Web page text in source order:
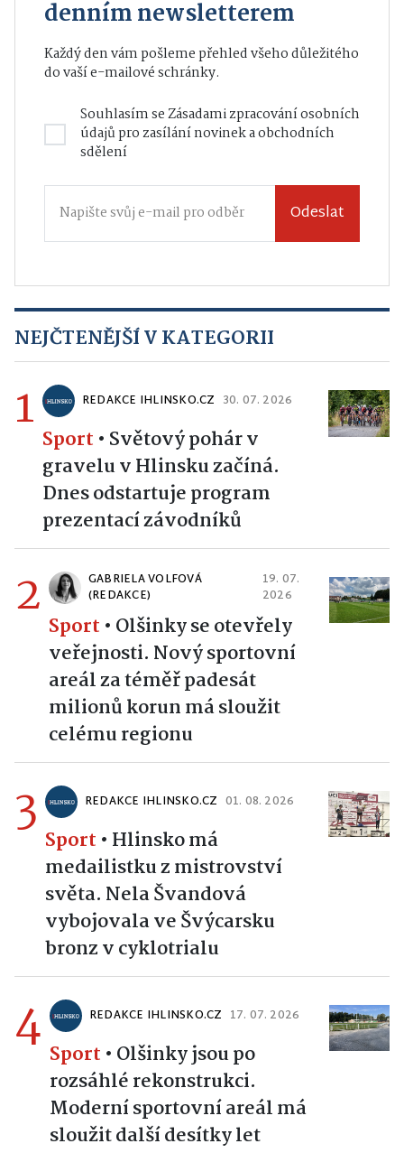
denním newsletterem
Každý den vám pošleme přehled všeho důležitého
do vaší e-mailové schránky.
Souhlasím seZásadami zpracování osobních
údajůpro zasílání novinek a obchodních
sdělení
Odeslat
NEJČTENĚJŠÍ V KATEGORII
1 REDAKCE IHLINSKO.CZ 30. 07. 2026
Sport • Světový pohár v
gravelu v Hlinsku začíná.
Dnes odstartuje program
prezentací závodníků
2
GABRIELA VOLFOVÁ
(REDAKCE)
19. 07.
2026
Sport • Olšinky se otevřely
veřejnosti. Nový sportovní
areál za téměř padesát
milionů korun má sloužit
celému regionu
3 REDAKCE IHLINSKO.CZ 01. 08. 2026
Sport • Hlinsko má
medailistku z mistrovství
světa. Nela Švandová
vybojovala ve Švýcarsku
bronz v cyklotrialu
4 REDAKCE IHLINSKO.CZ 17. 07. 2026
Sport • Olšinky jsou po
rozsáhlé rekonstrukci.
Moderní sportovní areál má
sloužit další desítky let